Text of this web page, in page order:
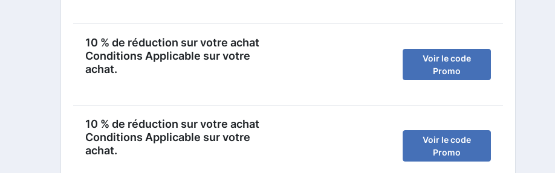
10 % de réduction sur votre achat
Conditions Applicable sur votre
achat.
Voir le code
Promo
10 % de réduction sur votre achat
Conditions Applicable sur votre
achat.
Voir le code
Promo